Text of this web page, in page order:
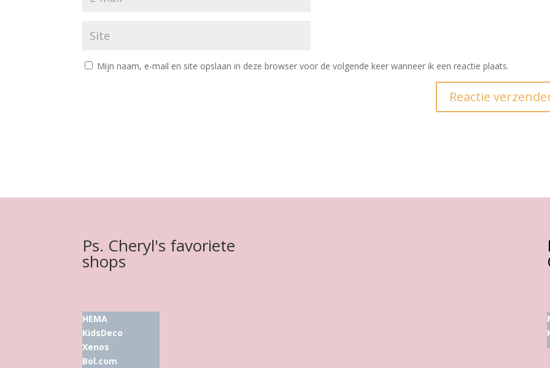
Mijn naam, e-mail en site opslaan in deze browser voor de volgende keer wanneer ik een reactie plaats.
Ps. Cheryl's favoriete
shops
HEMA
KidsDeco
Xenos
Bol.com